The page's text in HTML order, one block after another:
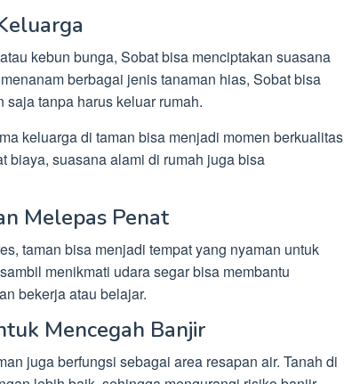
kebun bunga, Sobat bisa menciptakan suasana
berbagai jenis tanaman hias, Sobat bisa
tanpa harus keluar rumah.
keluarga di taman bisa menjadi momen berkualitas
biaya, suasana alami di rumah juga bisa
Melepas Penat
taman bisa menjadi tempat yang nyaman untuk
menikmati udara segar bisa membantu
bekerja atau belajar.
Mencegah Banjir
juga berfungsi sebagai area resapan air. Tanah di